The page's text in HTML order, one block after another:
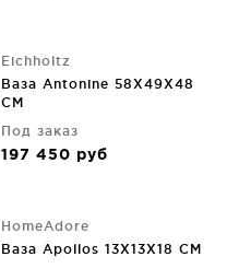
Eichholtz
Ваза Antonine 58X49X48
CM
Под заказ
197 450 руб
HomeAdore
Ваза Apollos 13X13X18 CM